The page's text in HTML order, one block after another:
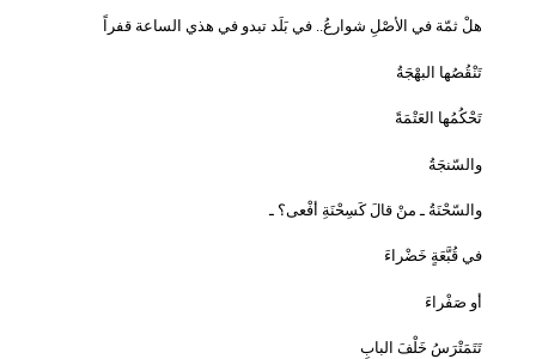
هلْ ثمّة في الأصْلِ شوارعُ.. في بَلَد تبدو في هذي الساعة قفراً
تَنْقُصُها البهْجَةُ
تَحْكُمُها العَتْمَةً
والسّنجَةُ
والسّحْنَةُ ـ منْ قالَ كَسِحْنَةِ أفْعى؟ ـ
في قُبَّعَةٍ خَضْراءَ
أو صَفْراءَ
تَتَمَتْرَسُ خَلْفَ البابِ